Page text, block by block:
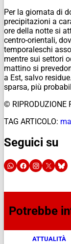
Per la giornata di
precipitazioni a
ore della notte si
centro-orientali,
temporaleschi
mentre sui settori
mattino si
a Est, salvo
sparsa, più
© RIPRODUZIONE
TAG ARTICOLO:
Seguici su
Potrebbe
ATTUALITÀ